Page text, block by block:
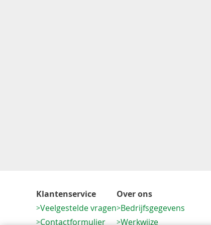
Klantenservice
Veelgestelde vragen
Contactformulier
Over ons
Bedrijfsgegevens
Werkwijze